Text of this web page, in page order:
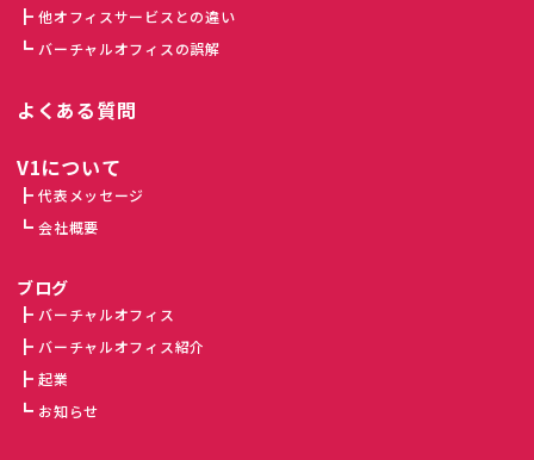
他オフィスサービスとの違い
バーチャルオフィスの誤解
よくある質問
V1について
代表メッセージ
会社概要
ブログ
バーチャルオフィス
バーチャルオフィス紹介
起業
お知らせ